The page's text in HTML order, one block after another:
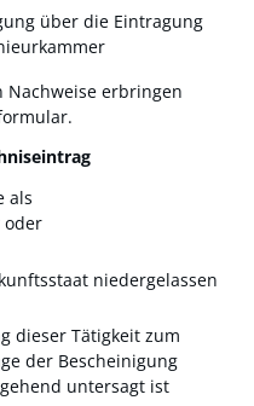
über die Eintragung
Nachweise erbringen
als
oder
niedergelassen
dieser Tätigkeit zum
der Bescheinigung
untersagt ist